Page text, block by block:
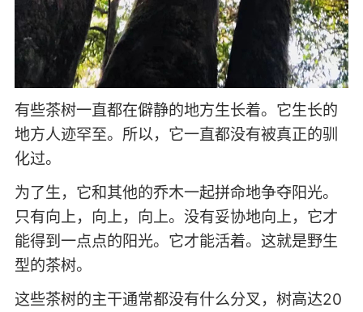
有些茶树一直都在僻静的地方生长着。它生长的
地方人迹罕至。所以，它一直都没有被真正的驯
化过。
为了生，它和其他的乔木一起拼命地争夺阳光。
只有向上，向上，向上。没有妥协地向上，它才
能得到一点点的阳光。它才能活着。这就是野生
型的茶树。
这些茶树的主干通常都没有什么分叉，树高达20